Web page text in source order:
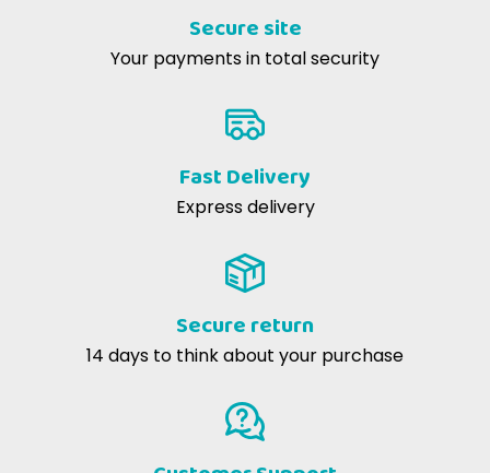
Secure site
Your payments in total security
Fast Delivery
Express delivery
Secure return
14 days to think about your purchase